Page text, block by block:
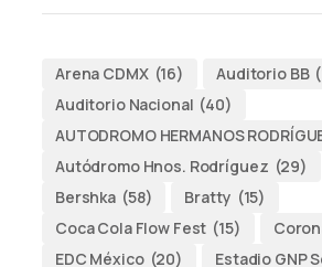
Arena CDMX (16) Auditorio BB
Auditorio Nacional (40)
AUTODROMO HERMANOS
Autódromo Hnos. Rodríguez (29)
Bershka (58) Bratty (15)
Coca Cola Flow Fest (15)
EDC México (20) Estadio GNP